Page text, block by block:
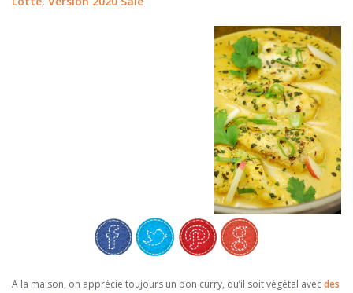
A la maison, on apprécie toujours un bon curry, qu’il soit végétal avecdes